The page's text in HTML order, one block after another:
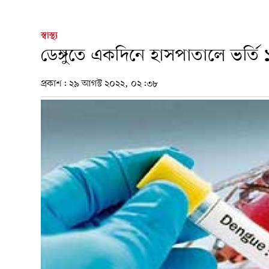
স্বাস্থ্য
ডেঙ্গুতে একদিনে হাসপাতালে ভর্তি
প্রকাশ: ২৯ আগস্ট ২০২২, ০২:৩৮